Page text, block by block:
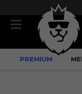
PREMIUM